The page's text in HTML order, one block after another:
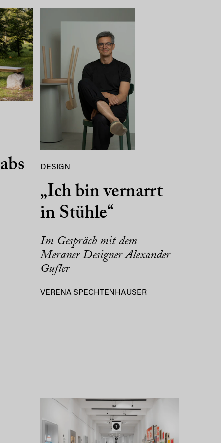
DESIGN
„Ich bin vernarrt
in Stühle“
Im Gespräch mit dem
Meraner Designer Alexander
Gufler
VERENA SPECHTENHAUSER